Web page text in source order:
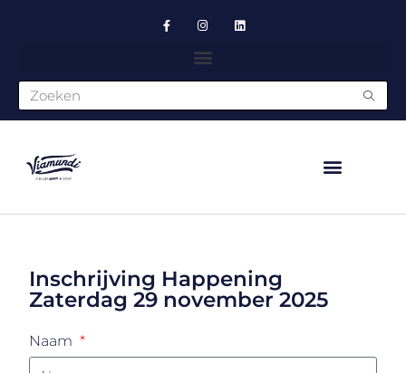
Inschrijving Happening
Zaterdag 29 november 2025
Naam